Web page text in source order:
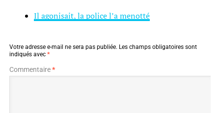
Il agonisait, la police l’a menotté
Votre adresse e-mail ne sera pas publiée. Les champs obligatoires sont
indiqués avec *
Commentaire*